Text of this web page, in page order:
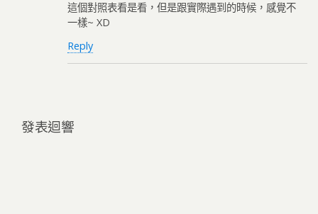
這個對照表看是看，但是跟實際遇到的時候，感覺不
一樣~ XD
Reply
發表迴響